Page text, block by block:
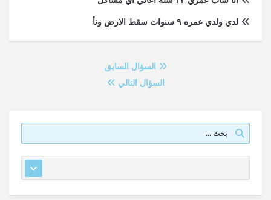
لدي ولدي عمره ٩ سنوات سقط الارض وتأ
السؤال السابق
السؤال التالي